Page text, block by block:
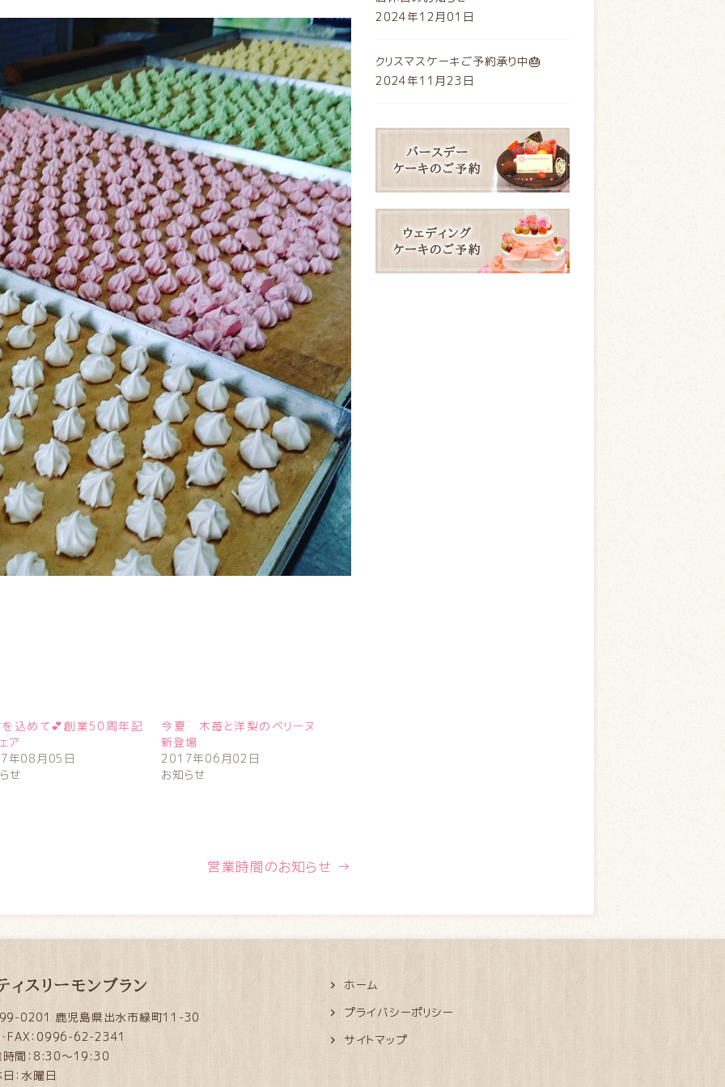
込めて💕創業50周年記
ア
年08月05日
せ
今夏 木苺と洋梨のベリーヌ
新登場
2017年06月02日
お知らせ
営業時間のお知らせ →
2024年12月01日
クリスマスケーキご予約承り中🎂
2024年11月23日
ィスリーモンブラン
0201 鹿児島県出水市緑町11-30
FAX：0996-62-2341
時間：8:30～19:30
：水曜日
ホーム
プライバシーポリシー
サイトマップ